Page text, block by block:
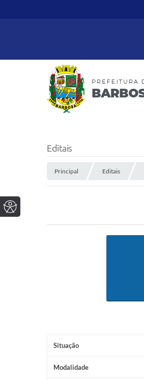
Editais
Principal Editais
Situação
Modalidade